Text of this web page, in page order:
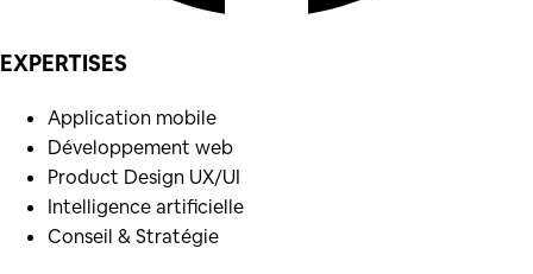
EXPERTISES
Application mobile
Développement web
Product Design UX/UI
Intelligence artificielle
Conseil & Stratégie